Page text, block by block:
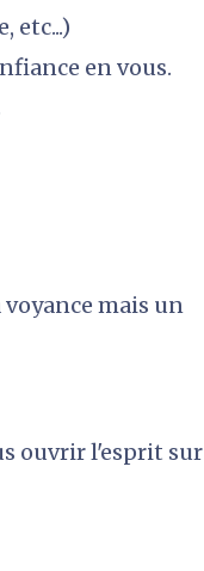
etc...)
en vous.
mais un
ouvrir l'esprit sur